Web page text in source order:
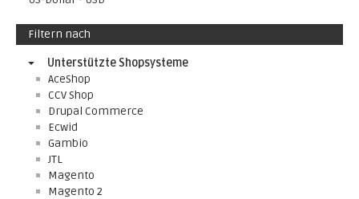
Filtern nach
Unterstützte Shopsysteme
AceShop
CCV Shop
Drupal Commerce
Ecwid
Gambio
JTL
Magento
Magento 2